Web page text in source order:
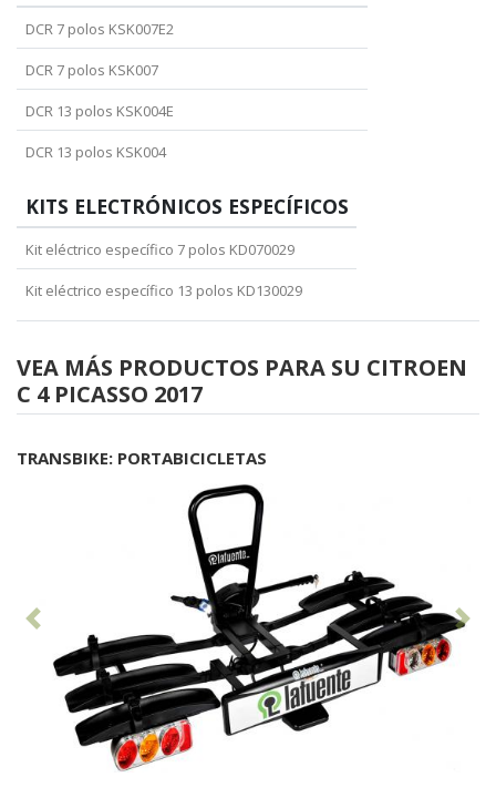
DCR 7 polos KSK007E2
DCR 7 polos KSK007
DCR 13 polos KSK004E
DCR 13 polos KSK004
KITS ELECTRÓNICOS ESPECÍFICOS
Kit eléctrico específico 7 polos KD070029
Kit eléctrico específico 13 polos KD130029
VEA MÁS PRODUCTOS PARA SU CITROEN
C 4 PICASSO 2017
TRANSBIKE: PORTABICICLETAS